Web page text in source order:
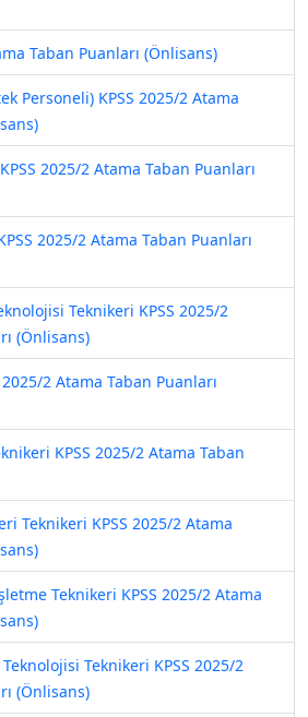
Taban Puanları (Önlisans)
Personeli) KPSS 2025/2 Atama
2025/2 Atama Taban Puanları
2025/2 Atama Taban Puanları
Teknikeri KPSS 2025/2
(Önlisans)
2 Atama Taban Puanları
KPSS 2025/2 Atama Taban
Teknikeri KPSS 2025/2 Atama
Teknikeri KPSS 2025/2 Atama
Teknikeri KPSS 2025/2
(Önlisans)